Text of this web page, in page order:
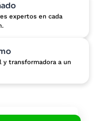
expertos en cada
y transformadora a un